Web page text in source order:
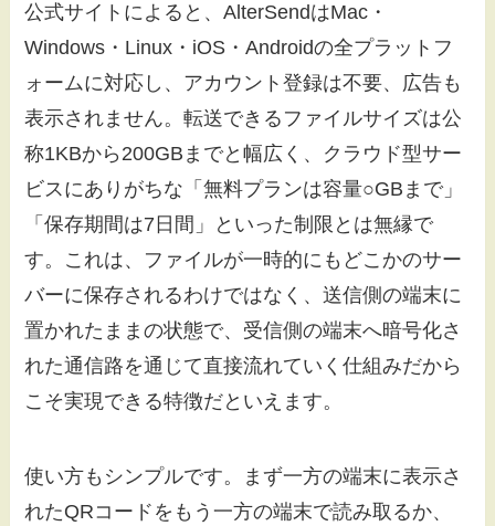
公式サイトによると、AlterSendはMac・
Windows・Linux・iOS・Androidの全プラットフ
ォームに対応し、アカウント登録は不要、広告も
表示されません。転送できるファイルサイズは公
称1KBから200GBまでと幅広く、クラウド型サー
ビスにありがちな「無料プランは容量○GBまで」
「保存期間は7日間」といった制限とは無縁で
す。これは、ファイルが一時的にもどこかのサー
バーに保存されるわけではなく、送信側の端末に
置かれたままの状態で、受信側の端末へ暗号化さ
れた通信路を通じて直接流れていく仕組みだから
こそ実現できる特徴だといえます。
使い方もシンプルです。まず一方の端末に表示さ
れたQRコードをもう一方の端末で読み取るか、